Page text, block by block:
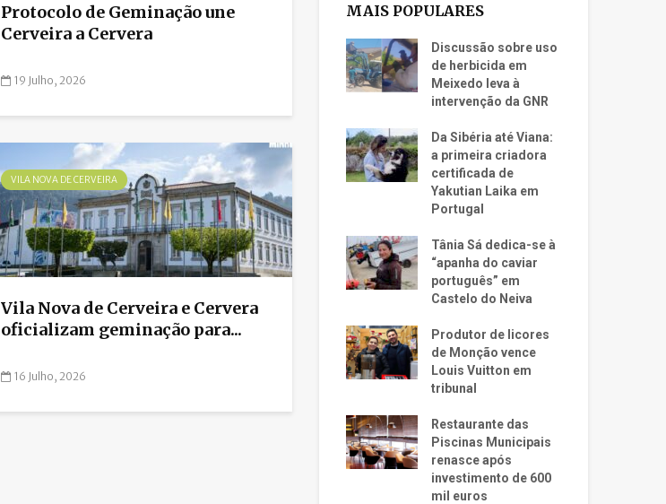
Protocolo de Geminação une
Cerveira a Cervera
19 Julho, 2026
VILA NOVA DE CERVEIRA
Vila Nova de Cerveira e Cervera
oficializam geminação para...
16 Julho, 2026
MAIS POPULARES
Discussão sobre uso
de herbicida em
Meixedo leva à
intervenção da GNR
Da Sibéria até Viana:
a primeira criadora
certificada de
Yakutian Laika em
Portugal
Tânia Sá dedica-se à
“apanha do caviar
português” em
Castelo do Neiva
Produtor de licores
de Monção vence
Louis Vuitton em
tribunal
Restaurante das
Piscinas Municipais
renasce após
investimento de 600
mil euros